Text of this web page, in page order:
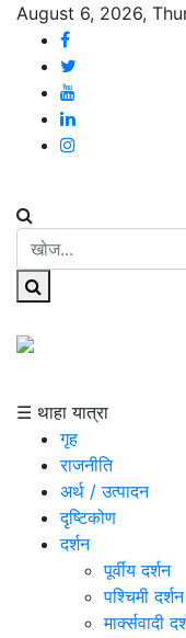
August 6, 2026,
☰ थाहा यात्रा
गृह
राजनीति
अर्थ / उत्पादन
दृष्टिकोण
दर्शन
पूर्वीय दर्शन
पश्चिमी दर्शन
मार्क्सवादी